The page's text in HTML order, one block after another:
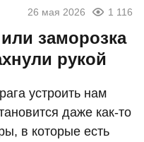
26 мая 2026 1 116
заморозка
рукой
устроить нам
даже как-то
в которые есть